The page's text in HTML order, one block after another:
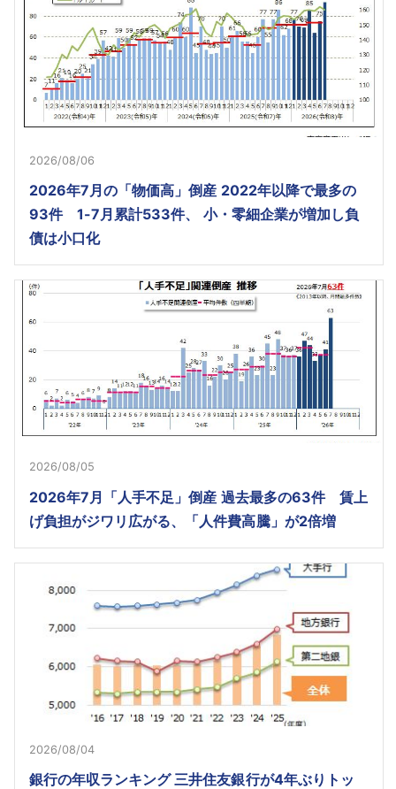
2026/08/06
2026年7月の「物価高」倒産 2022年以降で最多の
93件 1-7月累計533件、 小・零細企業が増加し負
債は小口化
2026/08/05
2026年7月「人手不足」倒産 過去最多の63件 賃上
げ負担がジワリ広がる、「人件費高騰」が2倍増
2026/08/04
銀行の年収ランキング 三井住友銀行が4年ぶりトッ